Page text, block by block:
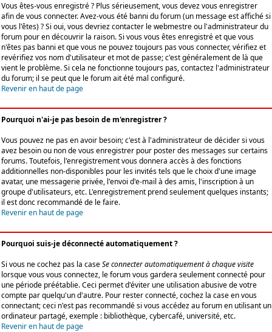
Vous êtes-vous enregistré ? Plus sérieusement, vous devez vous enregistrer
afin de vous connecter. Avez-vous été banni du forum (un message est affiché si
vous l'êtes) ? Si oui, vous devriez contacter le webmestre ou l'administrateur du
forum pour en découvrir la raison. Si vous vous êtes enregistré et que vous
n'êtes pas banni et que vous ne pouvez toujours pas vous connecter, vérifiez et
revérifiez vos nom d'utilisateur et mot de passe; c'est généralement de là que
vient le problème. Si cela ne fonctionne toujours pas, contactez l'administrateur
du forum; il se peut que le forum ait été mal configuré.
Revenir en haut de page
Pourquoi n'ai-je pas besoin de m'enregistrer ?
Vous pouvez ne pas en avoir besoin; c'est à l'administrateur de décider si vous
avez besoin ou non de vous enregistrer pour poster des messages sur certains
forums. Toutefois, l'enregistrement vous donnera accès à des fonctions
additionnelles non-disponibles pour les invités tels que le choix d'une image
avatar, une messagerie privée, l'envoi d'e-mail à des amis, l'inscription à un
groupe d'utilisateurs, etc. L'enregistrement prend seulement quelques instants;
il est donc recommandé de le faire.
Revenir en haut de page
Pourquoi suis-je déconnecté automatiquement ?
Si vous ne cochez pas la caseSe connecter automatiquement à chaque visite
lorsque vous vous connectez, le forum vous gardera seulement connecté pour
une période préétablie. Ceci permet d'éviter une utilisation abusive de votre
compte par quelqu'un d'autre. Pour rester connecté, cochez la case en vous
connectant; ceci n'est pas recommandé si vous accédez au forum en utilisant un
ordinateur partagé, exemple : bibliothèque, cybercafé, université, etc.
Revenir en haut de page